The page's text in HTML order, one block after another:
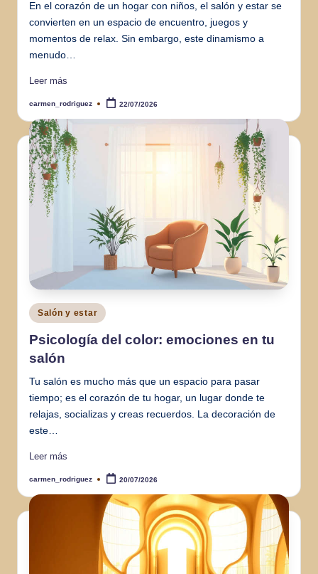
En el corazón de un hogar con niños, el salón y estar se
convierten en un espacio de encuentro, juegos y
momentos de relax. Sin embargo, este dinamismo a
menudo…
Leer más
Publicado
carmen_rodriguez 22/07/2026
Publicado
en
Salón y estar
Psicología del color: emociones en tu
salón
Tu salón es mucho más que un espacio para pasar
tiempo; es el corazón de tu hogar, un lugar donde te
relajas, socializas y creas recuerdos. La decoración de
este…
Leer más
Publicado
carmen_rodriguez 20/07/2026